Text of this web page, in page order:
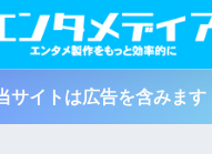
サイトは広告を含みます